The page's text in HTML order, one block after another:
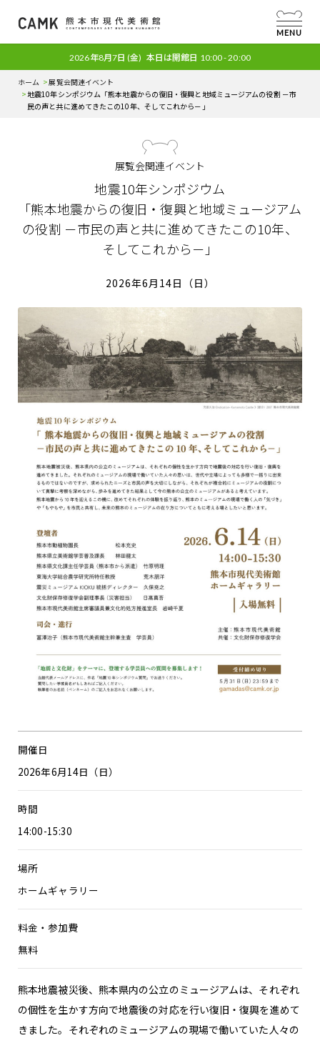
MENU
2026年8月7日 (金) 本日は開館日 10:00 - 20:00
ホーム
展覧会関連イベント
地震10年シンポジウム 「熊本地震からの復旧・復興と地域ミュージアムの役割 －市
民の声と共に進めてきたこの10年、そしてこれから－」
展覧会関連イベント
地震10年シンポジウム
「熊本地震からの復旧・復興と地域ミュージアム
の役割 －市民の声と共に進めてきたこの10年、
そしてこれから－」
2026年6月14日（日）
開催日
2026年6月14日（日）
時間
14:00-15:30
場所
ホームギャラリー
料金・参加費
無料
熊本地震被災後、熊本県内の公立のミュージアムは、それぞれ
の個性を生かす方向で地震後の対応を行い復旧・復興を進めて
きました。それぞれのミュージアムの現場で働いていた人々の